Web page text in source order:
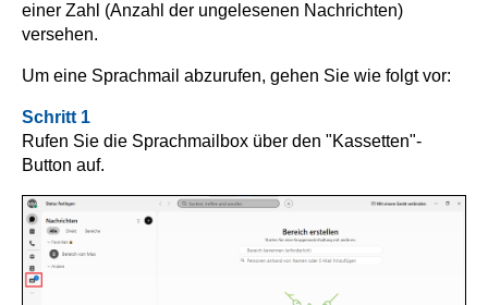
einer Zahl (Anzahl der ungelesenen Nachrichten)
versehen.
Um eine Sprachmail abzurufen, gehen Sie wie folgt vor:
Schritt 1
Rufen Sie die Sprachmailbox über den "Kassetten"-
Button auf.